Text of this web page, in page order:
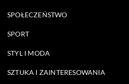
SPOŁECZEŃSTWO
SPORT
STYL I MODA
SZTUKA I ZAINTERESOWANIA